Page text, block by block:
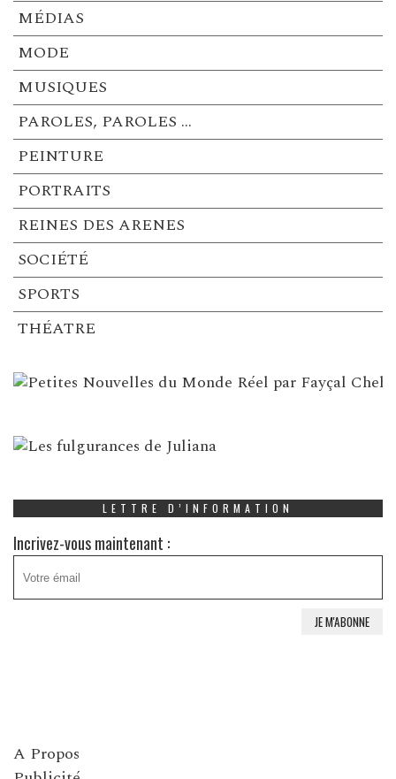
MÉDIAS
MODE
MUSIQUES
PAROLES, PAROLES …
PEINTURE
PORTRAITS
REINES DES ARENES
SOCIÉTÉ
SPORTS
THÉATRE
LETTRE D’INFORMATION
Incrivez-vous maintenant :
A Propos